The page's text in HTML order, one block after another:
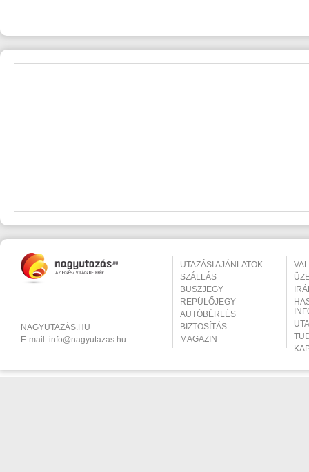
NAGYUTAZÁS.HU
E-mail: info@nagyutazas.hu
UTAZÁSI AJÁNLATOK
SZÁLLÁS
BUSZJEGY
REPÜLŐJEGY
AUTÓBÉRLÉS
BIZTOSÍTÁS
MAGAZIN